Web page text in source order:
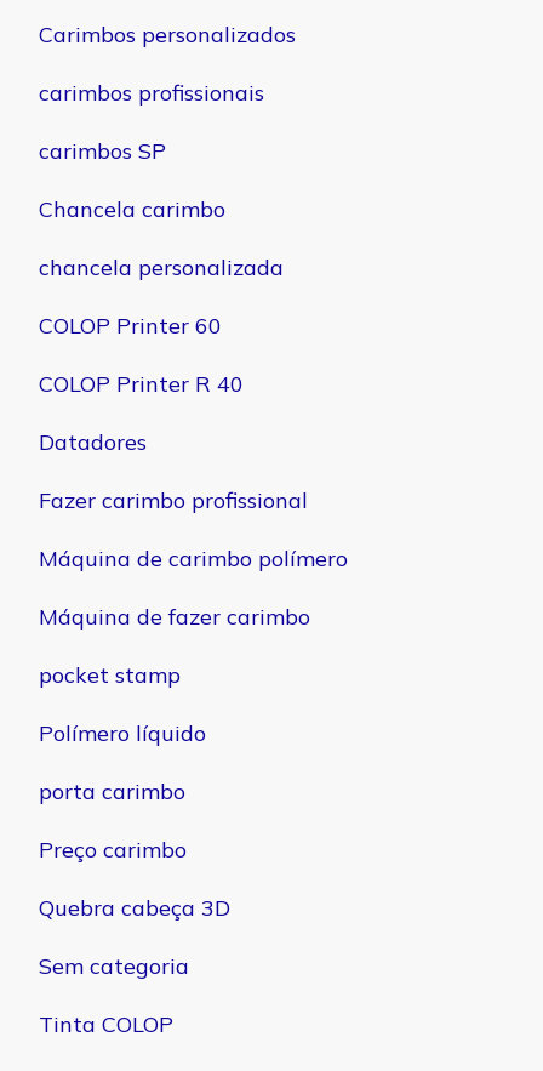
Carimbos personalizados
carimbos profissionais
carimbos SP
Chancela carimbo
chancela personalizada
COLOP Printer 60
COLOP Printer R 40
Datadores
Fazer carimbo profissional
Máquina de carimbo polímero
Máquina de fazer carimbo
pocket stamp
Polímero líquido
porta carimbo
Preço carimbo
Quebra cabeça 3D
Sem categoria
Tinta COLOP